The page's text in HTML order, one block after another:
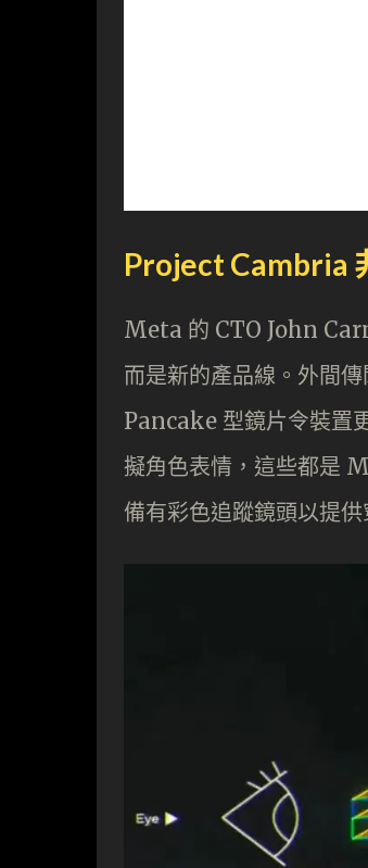
Project Cambria
Meta 的 CTO John
而是新的產品線。外間
Pancake 型鏡片令裝置
擬角色表情，這些都是
備有彩色追蹤鏡頭以提供